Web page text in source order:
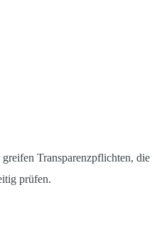
Transparenzpflichten, die
prüfen.